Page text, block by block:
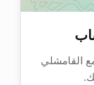
القامشلي